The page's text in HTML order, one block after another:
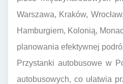
Warszawa, Kraków,
Hamburgiem, Kolonią,
planowania efektywnej
Przystanki autobusowe w
autobusowych, co ułatwia